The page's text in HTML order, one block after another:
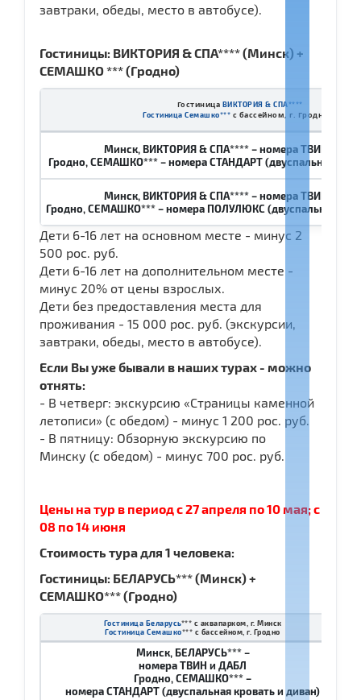
завтраки, обеды, место в автобусе).
Гостиницы: ВИКТОРИЯ & СПА**** (Минск) +
СЕМАШКО *** (Гродно)
Гостиница ВИКТОРИЯ & СПА****
Гостиница Семашко*** с бассейном, г. Гродно
Минск, ВИКТОРИЯ & СПА**** – номера ТВИН и
Гродно, СЕМАШКО*** – номера СТАНДАРТ (двуспальная
Минск, ВИКТОРИЯ & СПА**** – номера ТВИН и
Гродно, СЕМАШКО*** – номера ПОЛУЛЮКС (двуспальная
Дети 6-16 лет на основном месте - минус 2
500 рос. руб.
Дети 6-16 лет на дополнительном месте -
минус 20% от цены взрослых.
Дети без предоставления места для
проживания - 15 000 рос. руб. (экскурсии,
завтраки, обеды, место в автобусе).
Если Вы уже бывали в наших турах - можно
отнять:
- В четверг: экскурсию «Страницы каменной
летописи» (с обедом) - минус 1 200 рос. руб.
- В пятницу: Обзорную экскурсию по
Минску (с обедом) - минус 700 рос. руб.
Цены на тур в период с 27 апреля по 10 мая; с
08 по 14 июня
Стоимость тура для 1 человека:
Гостиницы: БЕЛАРУСЬ*** (Минск) +
СЕМАШКО*** (Гродно)
Гостиница Беларусь*** с аквапарком, г. Минск
Гостиница Семашко*** с бассейном, г. Гродно
Минск, БЕЛАРУСЬ*** –
номера ТВИН и ДАБЛ
Гродно, СЕМАШКО*** –
номера СТАНДАРТ (двуспальная кровать и диван)